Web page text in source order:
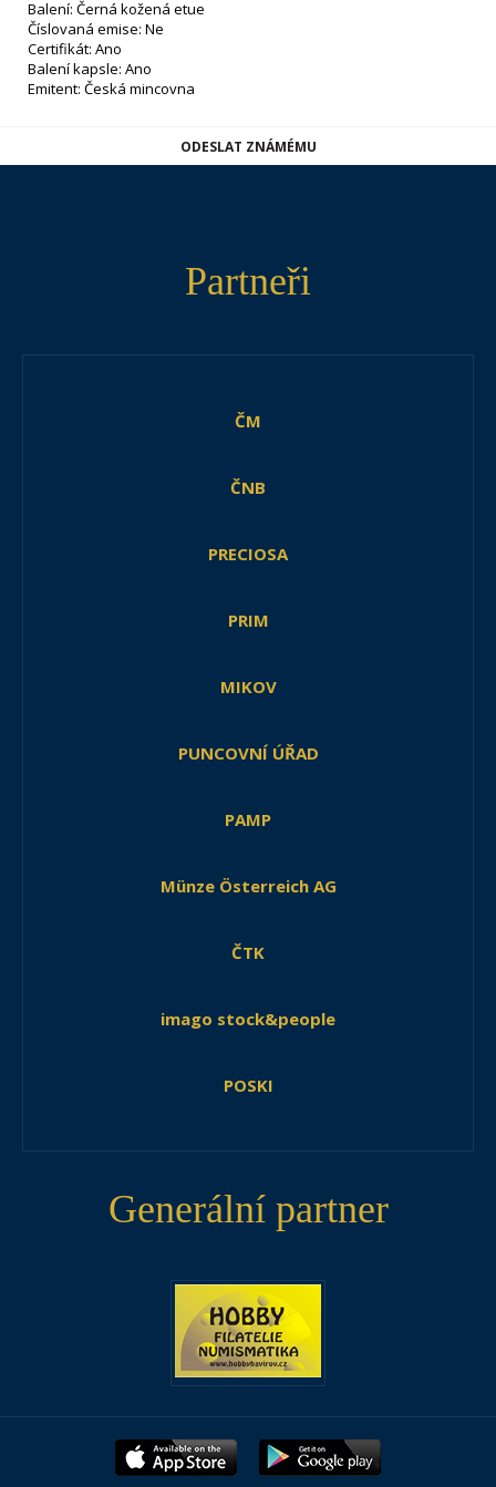
Balení: Černá kožená etue
Číslovaná emise: Ne
Certifikát: Ano
Balení kapsle: Ano
Emitent: Česká mincovna
ODESLAT ZNÁMÉMU
Partneři
ČM
ČNB
PRECIOSA
PRIM
MIKOV
PUNCOVNÍ ÚŘAD
PAMP
Münze Österreich AG
ČTK
imago stock&people
POSKI
Generální partner